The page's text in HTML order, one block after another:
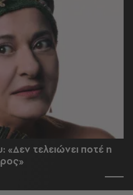
«Δεν τελειώνει ποτέ η